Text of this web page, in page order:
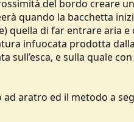
del bordo creare
quando la bacchetta
quella di far entrare aria
infuocata prodotta
sull’esca, e sulla quale
aratro ed il metodo a